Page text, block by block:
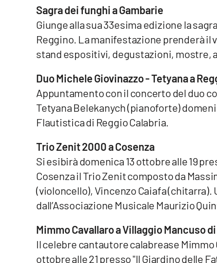
Vai
Cookie policy
Note legali
Sagra dei funghi a Gambarie
Giunge alla sua 33esima edizione la
Reggino. La manifestazione prenderà il
stand espositivi, degustazioni,
Duo Michele Giovinazzo - Tetyana a
Appuntamento con il concerto del duo
Tetyana Belekanych (pianoforte)
Flautistica di Reggio Calabria.
Trio Zenit 2000 a Cosenza
Si esibirà domenica 13 ottobre alle 19
Cosenza il Trio Zenit composto da
(violoncello), Vincenzo Caiafa
dall’Associazione Musicale Maurizio
Mimmo Cavallaro a Villaggio Mancuso
Il celebre cantautore calabrease
ottobre alle 21 presso "Il Giardino delle